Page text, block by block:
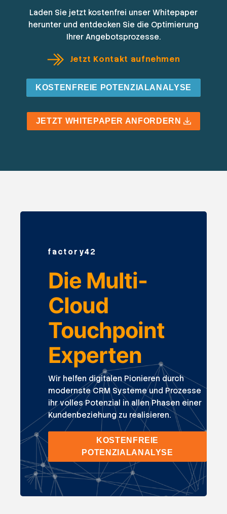
Laden Sie jetzt kostenfrei unser Whitepaper
herunter und entdecken Sie die Optimierung
Ihrer Angebotsprozesse.
Jetzt Kontakt aufnehmen
KOSTENFREIE POTENZIALANALYSE
JETZT WHITEPAPER ANFORDERN
factory42
Die Multi-
Cloud
Touchpoint
Experten
Wir helfen digitalen Pionieren durch
modernste CRM Systeme und Prozesse
ihr volles Potenzial in allen Phasen einer
Kundenbeziehung zu realisieren.
KOSTENFREIE
POTENZIALANALYSE